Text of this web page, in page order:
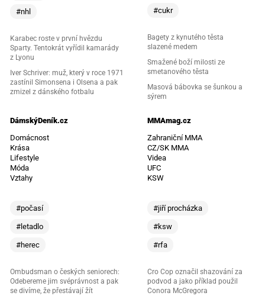
#nhl
Karabec roste v první hvězdu
Sparty. Tentokrát vyřídil kamarády
z Lyonu
Iver Schriver: muž, který v roce 1971
zastínil Simonsena i Olsena a pak
zmizel z dánského fotbalu
#cukr
Bagety z kynutého těsta
slazené medem
Smažené boží milosti ze
smetanového těsta
Masová bábovka se šunkou a
sýrem
DámskýDeník.cz
Domácnost
Krása
Lifestyle
Móda
Vztahy
#počasí
#letadlo
#herec
Ombudsman o českých seniorech:
Odebereme jim svéprávnost a pak
se divíme, že přestávají žít
MMAmag.cz
Zahraniční MMA
CZ/SK MMA
Videa
UFC
KSW
#jiří procházka
#ksw
#rfa
Cro Cop označil shazování za
podvod a jako příklad použil
Conora McGregora